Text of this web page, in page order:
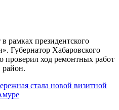
рамках президентского
Губернатор Хабаровского
ход ремонтных работ
район.